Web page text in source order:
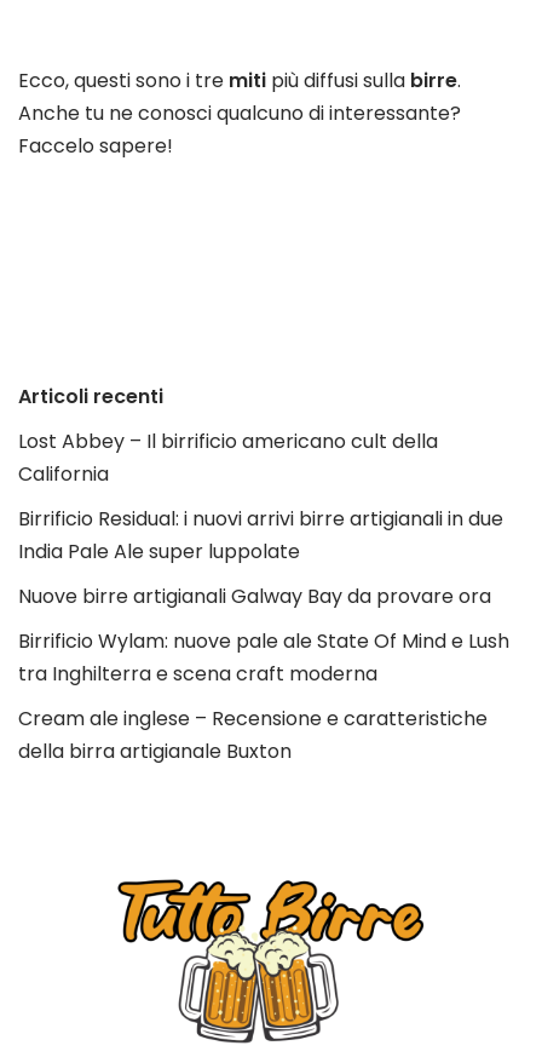
Ecco, questi sono i tre miti più diffusi sulla birre.
Anche tu ne conosci qualcuno di interessante?
Faccelo sapere!
Articoli recenti
Lost Abbey – Il birrificio americano cult della
California
Birrificio Residual: i nuovi arrivi birre artigianali in due
India Pale Ale super luppolate
Nuove birre artigianali Galway Bay da provare ora
Birrificio Wylam: nuove pale ale State Of Mind e Lush
tra Inghilterra e scena craft moderna
Cream ale inglese – Recensione e caratteristiche
della birra artigianale Buxton